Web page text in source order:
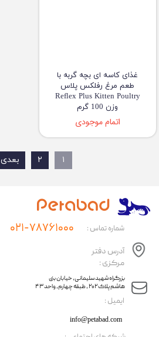
غذای کاسه ای بچه گربه با
طعم مرغ رفلکس پلاس
Reflex Plus Kitten Poultry
وزن 100 گرم
اتمام موجودی
۱ ۲ بعدی
​ایمیل :
آدرس دفتر
مرکزی :
info@petabad.com
​​بزرگراه شهید سلیمانی، خیابان بنی
هاشم پلاک ۲۰۲ ، طبقه چهارم، واحد ۴۳
شماره تماس : ۰۲۱-۷۸۷۶۱۰۰۰